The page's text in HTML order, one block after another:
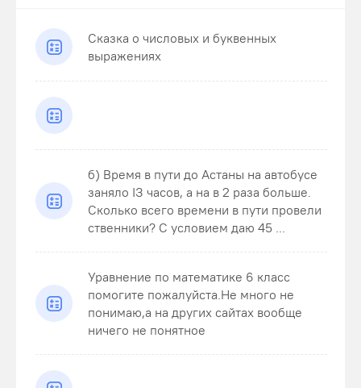
Сказка о числовых и буквенных
выражениях
б) Время в пути до Астаны на автобусе
заняло ІЗ часов, а на в 2 раза больше.
Сколько всего времени в пути провели
ственники? С условием даю 45 ...
Уравнение по математике 6 класс
помогите пожалуйста.Не много не
понимаю,а на других сайтах вообще
ничего не понятное